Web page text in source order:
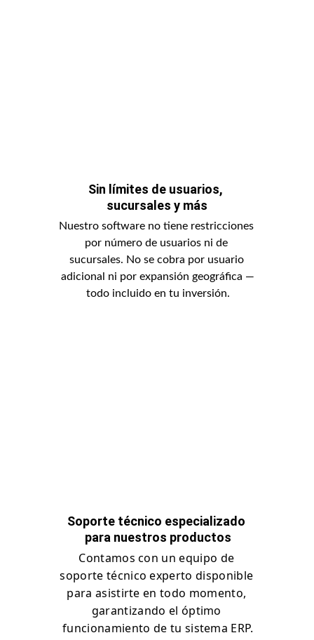
Soporte técnico especializado
para nuestros productos
Contamos con un equipo de
soporte técnico experto disponible
para asistirte en todo momento,
garantizando el óptimo
funcionamiento de tu sistema ERP.
Sin límites de usuarios,
sucursales y más
Nuestro software no tiene restricciones
por número de usuarios ni de
sucursales. No se cobra por usuario
adicional ni por expansión geográfica —
todo incluido en tu inversión.